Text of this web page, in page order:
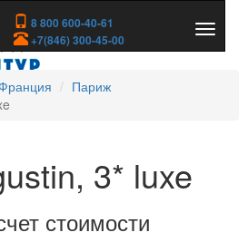
8 800 600-40-61
+7(846) 300-45-00
скрыть
Париж
3* luxe
стоимости